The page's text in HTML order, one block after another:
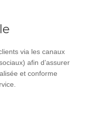
via les canaux
afin d’assurer
et conforme